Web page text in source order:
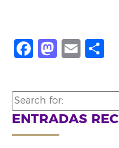
Facebook
Search
for:
ENTRADAS